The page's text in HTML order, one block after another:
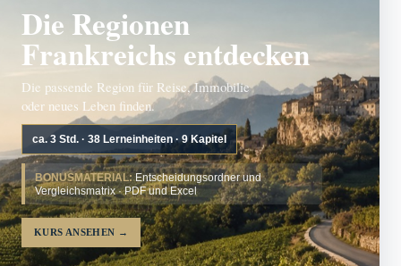
Die Regionen
Frankreichs entdecken
Die passende Region für Reise, Immobilie
oder neues Leben finden.
ca. 3 Std. · 38 Lerneinheiten · 9 Kapitel
BONUSMATERIAL: Entscheidungsordner und
Vergleichsmatrix · PDF und Excel
KURS ANSEHEN →